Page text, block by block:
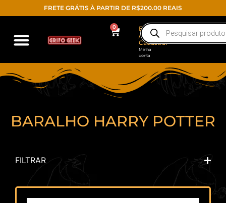
FRETE GRÁTIS À PARTIR DE R$200.00 REAIS
0
Entrar
/
Cadastrar
Minha
conta
BARALHO HARRY POTTER
FILTRAR